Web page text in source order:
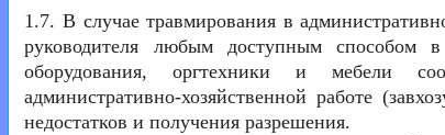
1.7. В случае травмирования в
руководителя любым доступным способом
оборудования, оргтехники и мебели
административно-хозяйственной работе
недостатков и получения разрешения.